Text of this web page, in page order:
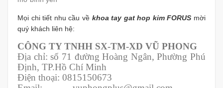
Mọi chi tiết nhu cầu về khoa tay gat hop kim FORUS mời
quý khách liên hệ:
CÔNG TY TNHH SX-TM-XD VŨ PHONG
Địa chỉ: số 71 đường Hoàng Ngân, Phường Phú
Định, TP.Hồ Chí Minh
Điện thoại: 0815150673